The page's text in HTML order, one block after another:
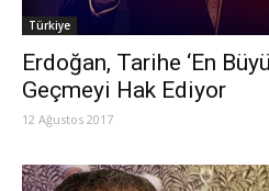
Türkiye
Erdoğan, Tarihe ‘En
Geçmeyi Hak Ediyor
12 Ağustos 2017